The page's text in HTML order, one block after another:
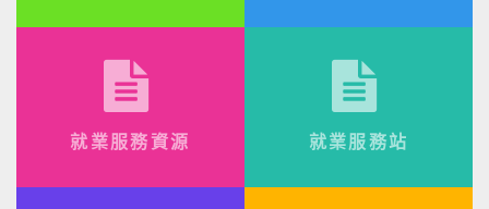
就業服務資源 就業服務站